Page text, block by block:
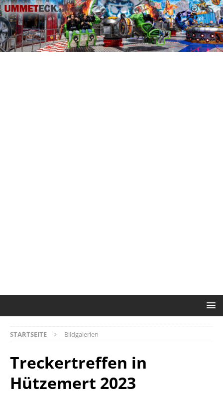
STARTSEITE Bildgalerien
Treckertreffen in
Hützemert 2023